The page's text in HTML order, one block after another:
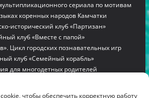
чтобы обеспечить корректную работу
сериала по мотивам
коренных народов Камчатки
исторический клуб «Партизан»
клуб «Вместе с папой»
Цикл городских познавательных игр
клуб «Семейный корабль»
для многодетных родителей
БЛАГОТВОРИТЕЛЬНЫЙ ФОНД